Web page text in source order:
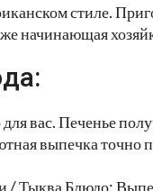
стиле.
начинающая
вас. Печенье
выпечка точно
Тыква Блюдо: